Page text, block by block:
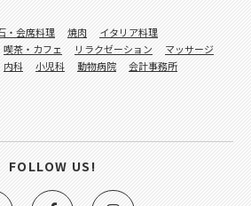
・会席料理 焼肉
イタリア料理
喫茶・カフェ リラクゼーション
マッサージ
内科 小児科 動物病院
会計事務所
FOLLOW US!